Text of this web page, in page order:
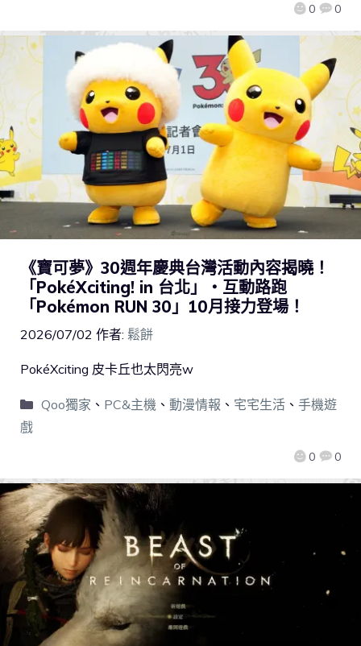
0 0
《寶可夢》30週年慶典台灣活動內容揭曉！
「PokéXciting! in 台北」・互動路跑
「Pokémon RUN 30」10月接力登場！
2026/07/02 作者: 鬆餅
0 0
PokéXciting 皮卡丘也太閃亮w
Qoo獨家 、 PC&主機 、 動漫情報 、 宅宅生活、 手機遊
戲